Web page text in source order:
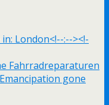
London<!--:--><!-
Fahrradreparaturen
gone